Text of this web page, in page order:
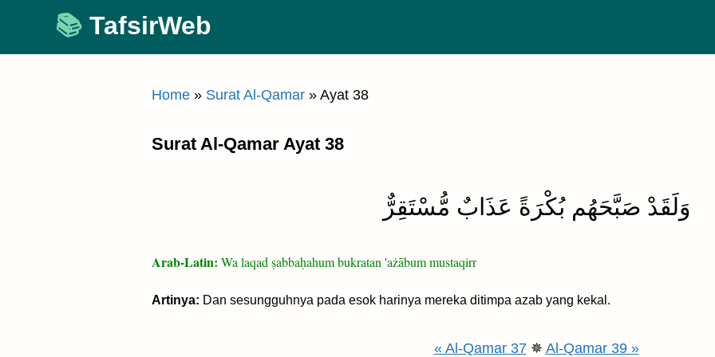
content
TafsirWeb
Home » Surat Al-Qamar » Ayat 38
Surat Al-Qamar Ayat 38
وَلَقَدْ صَبَّحَهُم بُكْرَةً عَذَابٌ مُّسْتَقِرٌّ
Arab-Latin: Wa laqad ṣabbaḥahum bukratan 'ażābum mustaqirr
Artinya: Dan sesungguhnya pada esok harinya mereka ditimpa azab yang kekal.
« Al-Qamar 37✵ Al-Qamar 39 »